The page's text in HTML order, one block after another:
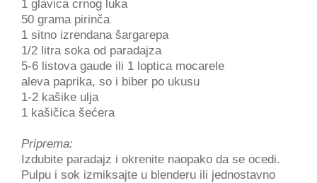
1 glavica crnog luka
50 grama pirinča
1 sitno izrendana šargarepa
1/2 litra soka od paradajza
5-6 listova gaude ili 1 loptica mocarele
aleva paprika, so i biber po ukusu
1-2 kašike ulja
1 kašičica šećera
Priprema:
Izdubite paradajz i okrenite naopako da se ocedi.
Pulpu i sok izmiksajte u blenderu ili jednostavno